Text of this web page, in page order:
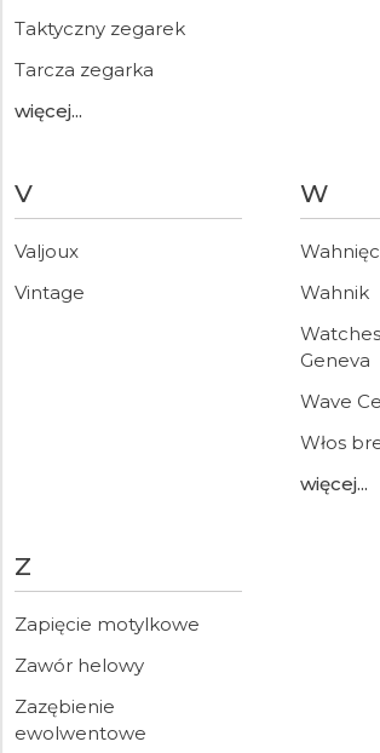
Taktyczny zegarek
Tarcza zegarka
więcej...
V
Valjoux
Vintage
W
Wahnik
Geneva
Wave
Włos
więcej...
Z
Zapięcie motylkowe
Zawór helowy
Zazębienie
ewolwentowe